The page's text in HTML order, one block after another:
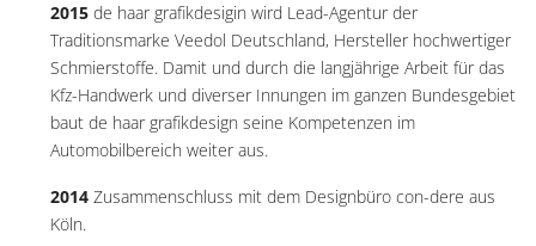
2015 de haar grafikdesigin wird Lead-Agentur der
Traditionsmarke Veedol Deutschland, Hersteller hochwertiger
Schmierstoffe. Damit und durch die langjährige Arbeit für das
Kfz-Handwerk und diverser Innungen im ganzen Bundesgebiet
baut de haar grafikdesign seine Kompetenzen im
Automobilbereich weiter aus.
2014 Zusammenschluss mit dem Designbüro con-dere aus
Köln.